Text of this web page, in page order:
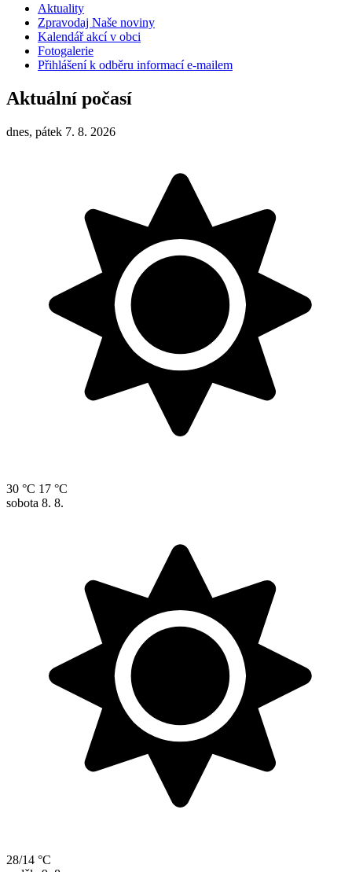
Aktuality
Zpravodaj Naše noviny
Kalendář akcí v obci
Fotogalerie
Přihlášení k odběru informací e-mailem
Aktuální počasí
dnes, pátek 7. 8. 2026
30 °C 17 °C
sobota 8. 8.
28/14 °C